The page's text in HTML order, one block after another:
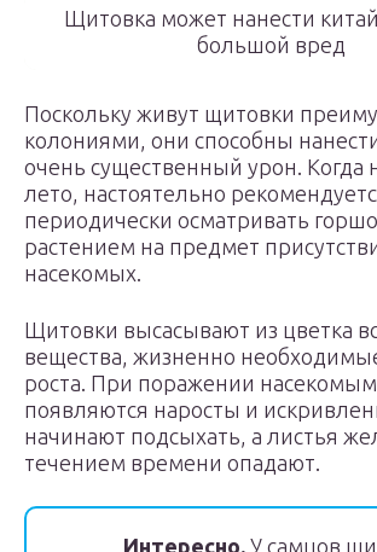
Щитовка может нанести
большой вред
Поскольку живут щитовки
колониями, они способны
очень существенный урон. Когда
лето, настоятельно
периодически осматривать
растением на предмет
насекомых.
Щитовки высасывают из цветка
вещества, жизненно
роста. При поражении
появляются наросты и
начинают подсыхать, а листья
течением времени опадают.
Интересно. У самцов